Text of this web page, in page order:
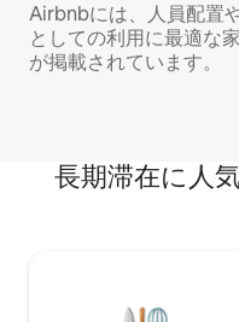
Airbnbには、人員配置
としての利用に最適な
が掲載されています。
長期滞在に人